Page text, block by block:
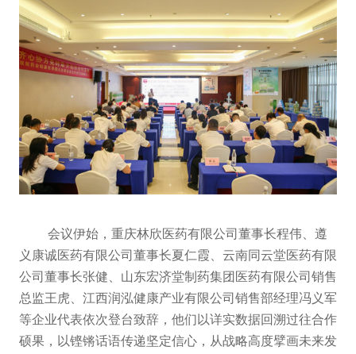
会议伊始，重庆林欣医药有限公司董事长程伟、遵
义康诚医药有限公司董事长夏仁霞、云南同云堂医药有限
公司董事长张健、山东宏济堂制药集团医药有限公司销售
总监王虎、江西润泓健康产业有限公司销售部经理冯义军
等企业代表依次登台致辞，他们以详实数据回溯过往合作
硕果，以铿锵话语传递坚定信心，从战略高度擘画未来发